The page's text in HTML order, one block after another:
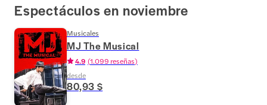
Espectáculos en noviembre
Musicales
MJ The Musical
4.9 (1.099 reseñas)
desde
80,93 $